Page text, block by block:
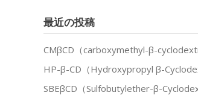
最近の投稿
CMβCD（carboxymethyl-β-
HP-β-CD（Hydroxypropyl β-
SBEβCD（Sulfobutylether-β-